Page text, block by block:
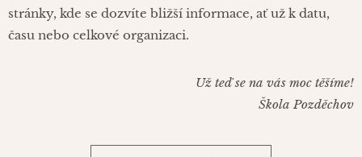
stránky, kde se dozvíte bližší informace, ať už k datu,
času nebo celkové organizaci.
Už teď se na vás moc těšíme!
Škola Pozděchov